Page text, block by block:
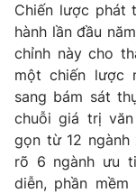
Chất lượng cuộc
Học trực tuyến
Công nghệ
Hitech Công
Sản phẩm
Thị trường
Tư vấn
Giao lưu trực
Lịch phát sóng
Chuyên mục khác
Chiến lược phát
hành lần đầu
chỉnh này cho
một chiến lược
sang bám sát
chuỗi giá trị
gọn từ 12 ngành
rõ 6 ngành ưu
diễn, phần